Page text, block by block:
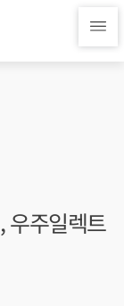
우주일렉트